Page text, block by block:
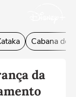
Cabana do
da